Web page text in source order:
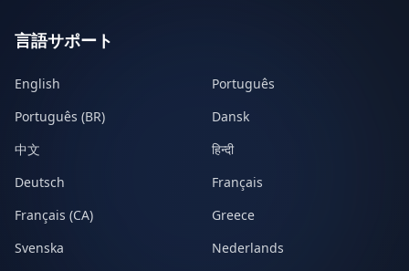
言語サポート
English
Português
Português (BR)
Dansk
中文
हिन्दी
Deutsch
Français
Français (CA)
Greece
Svenska
Nederlands